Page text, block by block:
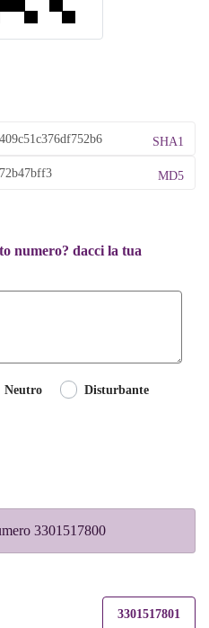
SHA1
MD5
numero? dacci la tua
Neutro Disturbante
3301517800
3301517801